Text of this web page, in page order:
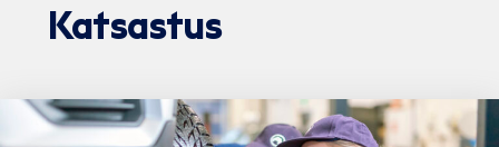
Katsastus